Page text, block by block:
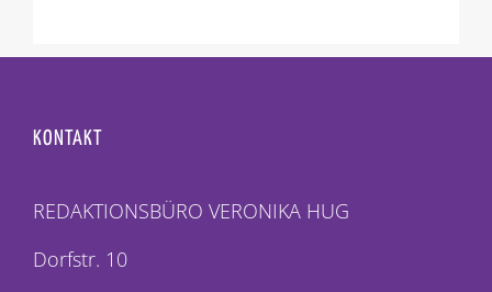
KONTAKT
REDAKTIONSBÜRO VERONIKA HUG
Dorfstr. 10